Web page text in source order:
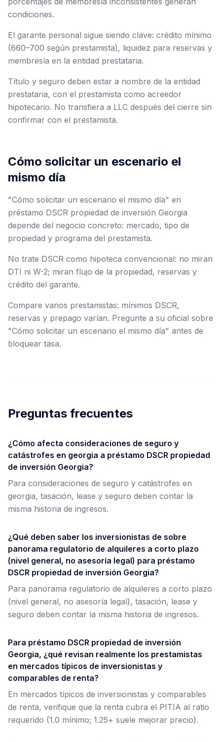
condiciones.
El garante personal sigue siendo clave: crédito mínimo
(660–700 según prestamista), liquidez para reservas y
membresía en la entidad prestataria.
Título y seguro deben estar a nombre de la entidad
prestataria, con el prestamista como acreedor
hipotecario. No transfiera a LLC después del cierre sin
confirmar con el prestamista.
Cómo solicitar un escenario el
mismo día
"Cómo solicitar un escenario el mismo día" en
préstamo DSCR propiedad de inversión Georgia
depende del negocio concreto: mercado, tipo de
propiedad y programa del prestamista.
No trate DSCR como hipoteca convencional: no miran
DTI ni W-2; miran flujo de la propiedad, reservas y
crédito del garante.
Compare varios prestamistas: mínimos DSCR,
reservas y prepago varían. Pregunte a su oficial sobre
"Cómo solicitar un escenario el mismo día" antes de
bloquear tasa.
Preguntas frecuentes
¿Cómo afecta consideraciones de seguro y
catástrofes en georgia a préstamo DSCR propiedad
de inversión Georgia?
Para consideraciones de seguro y catástrofes en
georgia, tasación, lease y seguro deben contar la
misma historia de ingresos.
¿Qué deben saber los inversionistas de sobre
panorama regulatorio de alquileres a corto plazo
(nivel general, no asesoría legal) para préstamo
DSCR propiedad de inversión Georgia?
Para panorama regulatorio de alquileres a corto plazo
(nivel general, no asesoría legal), tasación, lease y
seguro deben contar la misma historia de ingresos.
Para préstamo DSCR propiedad de inversión
Georgia, ¿qué revisan realmente los prestamistas
en mercados típicos de inversionistas y
comparables de renta?
En mercados típicos de inversionistas y comparables
de renta, verifique que la renta cubra el PITIA al ratio
requerido (1.0 mínimo; 1.25+ suele mejorar precio).